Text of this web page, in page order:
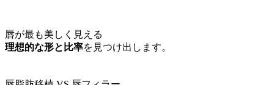
唇が最も美しく見える
理想的な形と比率を見つけ出します。